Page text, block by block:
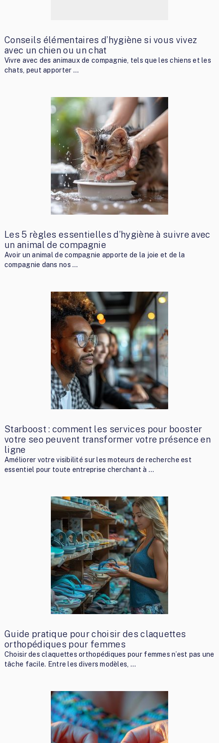
Conseils élémentaires d’hygiène si vous vivez
avec un chien ou un chat
Vivre avec des animaux de compagnie, tels que les chiens et les
chats, peut apporter …
Les 5 règles essentielles d’hygiène à suivre avec
un animal de compagnie
Avoir un animal de compagnie apporte de la joie et de la
compagnie dans nos …
Starboost : comment les services pour booster
votre seo peuvent transformer votre présence en
ligne
Améliorer votre visibilité sur les moteurs de recherche est
essentiel pour toute entreprise cherchant à …
Guide pratique pour choisir des claquettes
orthopédiques pour femmes
Choisir des claquettes orthopédiques pour femmes n’est pas une
tâche facile. Entre les divers modèles, …